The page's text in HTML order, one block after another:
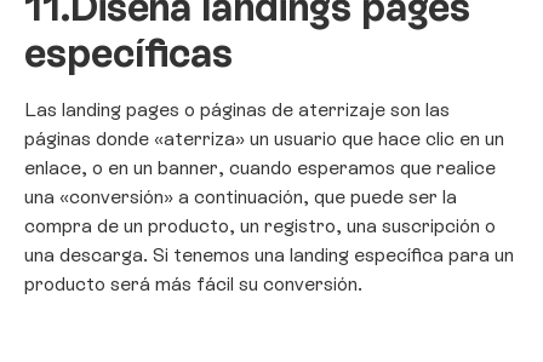
específicas
Las landing pages o páginas de aterrizaje son las
páginas donde «aterriza» un usuario que hace clic en un
enlace, o en un banner, cuando esperamos que realice
una «conversión» a continuación, que puede ser la
compra de un producto, un registro, una suscripción o
una descarga. Si tenemos una landing específica para un
producto será más fácil su conversión.